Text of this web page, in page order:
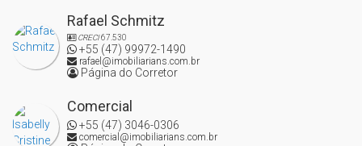
Rafael Schmitz
CRECI67.530
+55 (47) 99972-1490
rafael@imobiliarians.com.br
Página do Corretor
Comercial
+55 (47) 3046-0306
comercial@imobiliarians.com.br